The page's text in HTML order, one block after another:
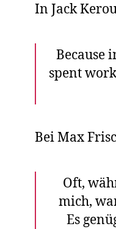
In Jack
Because
spent
Bei Max
Oft,
mich,
Es